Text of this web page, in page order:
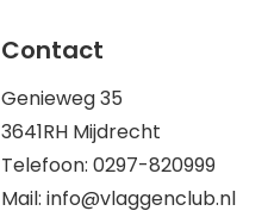
Contact
Genieweg 35
3641RH Mijdrecht
Telefoon: 0297-820999
Mail: info@vlaggenclub.nl